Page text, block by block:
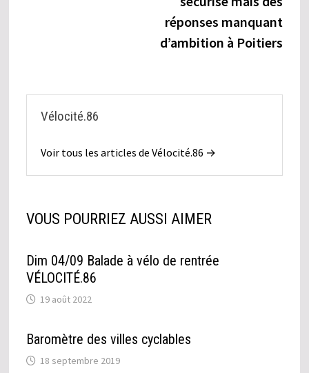
réponses manquant
d’ambition à Poitiers
Vélocité.86
Voir tous les articles de Vélocité.86 →
VOUS POURRIEZ AUSSI AIMER
Dim 04/09 Balade à vélo de rentrée
VÉLOCITÉ.86
19 août 2022
Baromètre des villes cyclables
18 septembre 2019